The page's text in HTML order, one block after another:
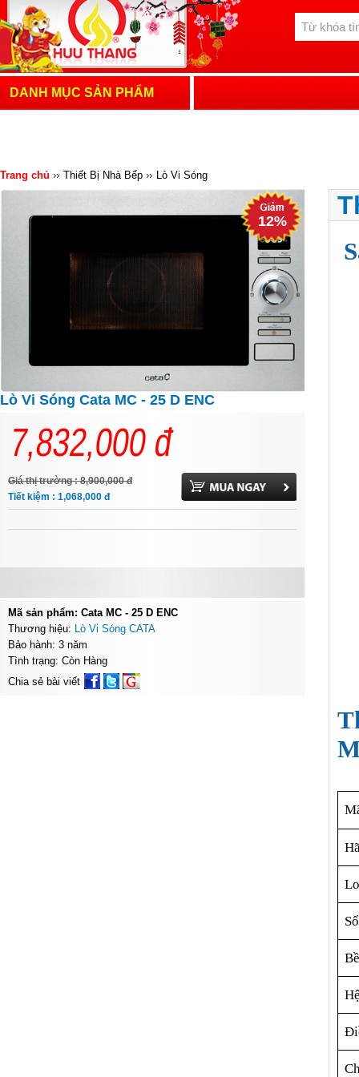
DANH MỤC SẢN PHẨM
Trang chủ Thiết Bị Nhà Bếp Lò Vi Sóng
12%
Lò Vi Sóng Cata MC - 25 D ENC
7,832,000đ
Giá thị trường : 8,900,000đ
Tiết kiệm : 1,068,000 đ
Mã sản phẩm: Cata MC - 25 D ENC
Thương hiệu: Lò Vi Sóng CATA
Bảo hành: 3 năm
Tình trạng: Còn Hàng
Chia sẻ bài viết